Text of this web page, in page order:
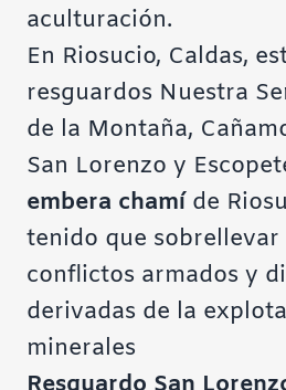
aculturación.
En Riosucio, Caldas,
resguardos Nuestra
de la Montaña,
San Lorenzo y
embera chamí de
tenido que sobrellevar
conflictos armados y
derivadas de la
minerales